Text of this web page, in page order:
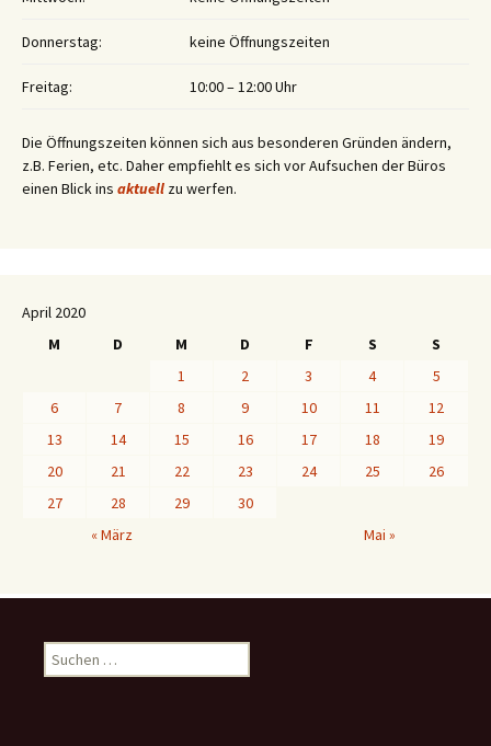
Donnerstag: keine Öffnungszeiten
Freitag: 10:00 – 12:00 Uhr
Die Öffnungszeiten können sich aus besonderen Gründen ändern,
z.B. Ferien, etc. Daher empfiehlt es sich vor Aufsuchen der Büros
einen Blick ins aktuell zu werfen.
April 2020
M
D M D F S
S
1
2 3 4
5
6
7 8 9 10 11
12
13
14 15 16 17 18
19
20
21 22 23 24 25
26
27
28 29
30
« März
Mai »
u